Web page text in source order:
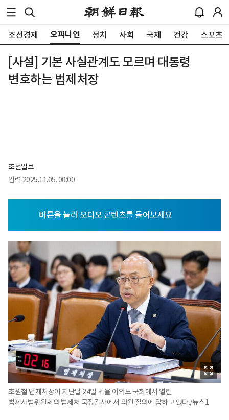
조선경제 오피니언 정치 사회 국제 건강 스포츠
[사설] 기본 사실관계도 모르며 대통령
변호하는 법제처장
조선일보
입력 2025.11.05. 00:00
조원철 법제처장이 지난달 24일 서울 여의도 국회에서 열린
법제사법위원회의 법제처 국정감사에서 의원 질의에 답하고 있다./뉴스1